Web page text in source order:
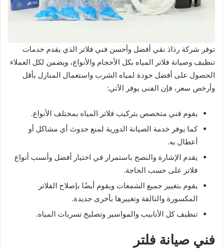
توفر شركة رذاذ نقي أفضل وأحسن فني فلاتر الذي يقدم خدمات
تنظيف وصيانة فلاتر المياه بكل الأحجام والأنواع، ويضمن لكل العملاء
الحصول على أفضل جودة لمياه الشرب واستعمال المنازل بأقل
وأرخص سعر، فإن الفنى يوفر الآتي:
يقوم فني متخصص بتركيب فلاتر المياه بمختلف الأنواع.
كما يوفر خدمة الصيانة الدورية لمنع حدوث أي مشاكل أو
أعطال به.
يقدم الإشارة والنصح باستمرار في اختيار أفضل وأنسب أنواع
فلاتر على حسب الحاجة.
يقوم بتغيير جميع الشمعات ويقوم أيضًا بإصلاح الفلاتر
المكسورة والتالفة وتغييرها بأخرى جديدة.
تنظيف كل الأنابيب والمواسير وتصليح تسربات المياه.
فني صيانة فلتر